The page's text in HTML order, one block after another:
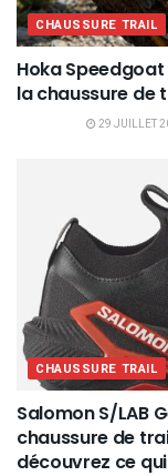
CHAUSSURE TRAIL
Hoka
la chaussure de
29 JUILLET
CHAUSSURE TRAIL
Salomon S/LAB
chaussure de
découvrez ce